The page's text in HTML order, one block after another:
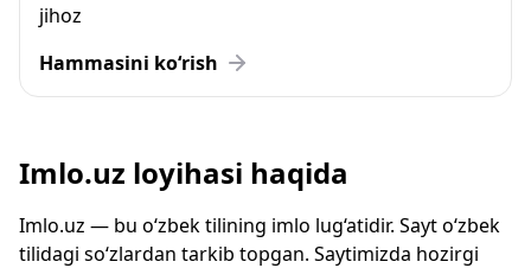
jihoz
Hammasini ko‘rish
Imlo.uz loyihasi haqida
Imlo.uz — bu o‘zbek tilining imlo lug‘atidir. Sayt o‘zbek
tilidagi so‘zlardan tarkib topgan. Saytimizda hozirgi